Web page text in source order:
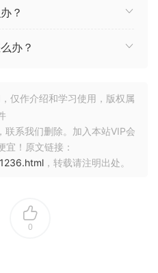
制作人和现场音响工程师的
性能进行了优化。
U2B Intel and ARM
and Live Performance
needs of working
time pitch correction
is optimized for low latency
？
办？
仅作介绍和学习使用，版权属
联系我们删除。加入本站VIP会
宜！原文链接：
，转载请注明出处。
0